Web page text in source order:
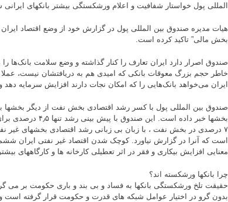
المللی پول خواستار شفافیت و اعلام ورشکستگی بیشتر بانکهای
هیات مدیره صندوق بین المللی پول در گزارش خود از وضع اقتصاد
بخش مالی” تاکید کرده است.
صندوق اصرار دارد ایران تعارف را کنار گذاشته و وضع سلامت بانک‌ها
خاطر حجم بزرگ معوقات بانکی که امیدی هم به دریافتشان نیست، عملا
ایران می‌خواهد بانک‌هایی را که امکان نجات دارند افزایش سرمایه دهد
صندوق بین المللی پول با کسر رشد اقتصادی بخش نفت از دیگر بخشها
بخشها خبر داده است.
۷ درصدی در بخش نفت ، با زبان بی زبانی رشد اقتصادی بخشهای غیر
است که آنرا در گزارش نیاورد. کوچک شدن اقتصاد غیر نفتی ایران
معنایی افزایش بیکاری و فقر در اثر تعطیلی کارخانه ها و کارگاههای
چرا بانکها ورشکسته اند؟
حقیقت تلخ ورشکستگی بانکها به فساد و بی بند و باری حکومت بر می
بدون گرو در اختیار عوامل شبكه هاى قدرت و حکومت قرار گرفته است و